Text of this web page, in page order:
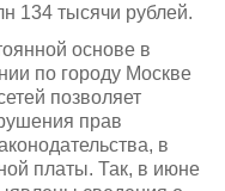
134 тысячи рублей.
основе в
по городу Москве
позволяет
прав
в
платы. Так, в июне